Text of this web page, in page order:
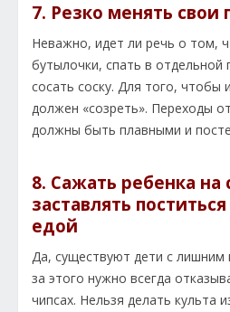
7. Резко менять свои
Неважно, идет ли речь о том,
бутылочки, спать в отдельной
сосать соску. Для того, чтобы
должен «созреть». Переходы
должны быть плавными и
8. Сажать ребенка на
заставлять
едой
Да, существуют дети с лишним
за этого нужно всегда
чипсах. Нельзя делать культа